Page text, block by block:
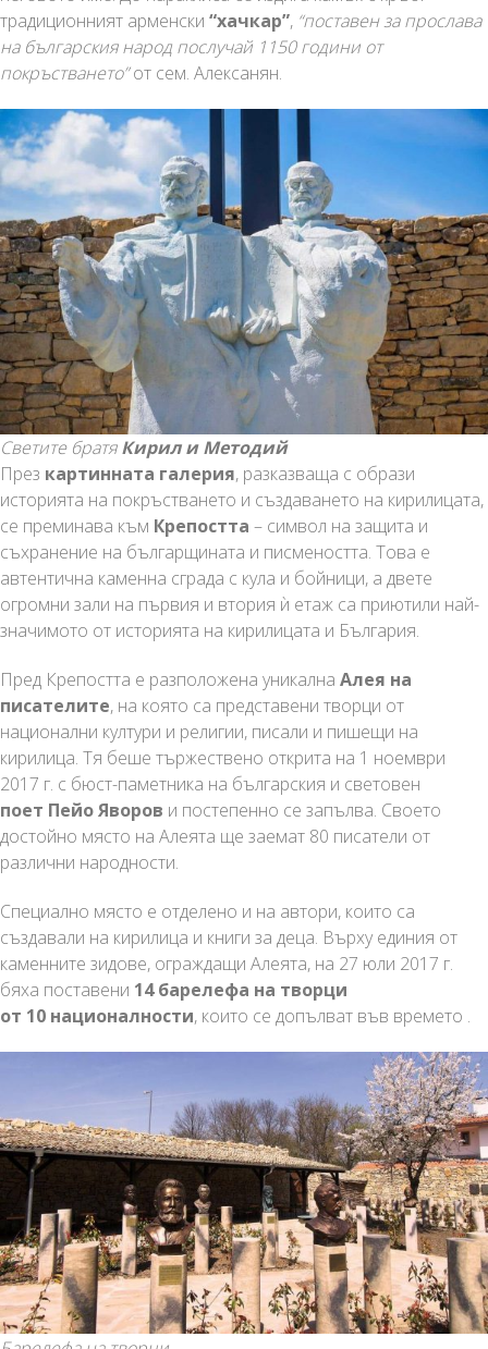
традиционният арменски “хачкар”, “поставен за прослава
на българския народ послучай 1150 години от
покръстването”от сем. Алексанян.
Светите братяКирил и Методий
През картинната галерия, разказваща с образи
историята на покръстването и създаването на кирилицата,
се преминава към Крепостта – символ на защита и
съхранение на българщината и писмеността. Това е
автентична каменна сграда с кула и бойници, а двете
огромни зали на първия и втория ѝ етаж са приютили най-
значимото от историята на кирилицата и България.
Пред Крепостта е разположена уникална Алея на
писателите, на която са представени творци от
национални култури и религии, писали и пишещи на
кирилица. Тя беше тържествено открита на 1 ноември
2017 г. с бюст-паметника на българския и световен
поет Пейо Яворов и постепенно се запълва. Своето
достойно място на Алеята ще заемат 80 писатели от
различни народности.
Специално място е отделено и на автори, които са
създавали на кирилица и книги за деца. Върху единия от
каменните зидове, ограждащи Алеята, на 27 юли 2017 г.
бяха поставени 14 барелефа на творци
от 10 националности, които се допълват във времето .